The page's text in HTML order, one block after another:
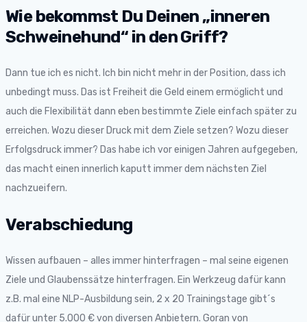
Wie bekommst Du Deinen „inneren
Schweinehund“ in den Griff?
Dann tue ich es nicht. Ich bin nicht mehr in der Position, dass ich
unbedingt muss. Das ist Freiheit die Geld einem ermöglicht und
auch die Flexibilität dann eben bestimmte Ziele einfach später zu
erreichen. Wozu dieser Druck mit dem Ziele setzen? Wozu dieser
Erfolgsdruck immer? Das habe ich vor einigen Jahren aufgegeben,
das macht einen innerlich kaputt immer dem nächsten Ziel
nachzueifern.
Verabschiedung
Wissen aufbauen – alles immer hinterfragen – mal seine eigenen
Ziele und Glaubenssätze hinterfragen. Ein Werkzeug dafür kann
z.B. mal eine NLP-Ausbildung sein, 2 x 20 Trainingstage gibt´s
dafür unter 5.000 € von diversen Anbietern. Goran von